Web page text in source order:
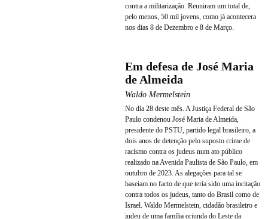
contra a militarização. Reuniram um total de,
pelo menos, 50 mil jovens, como já acontecera
nos dias 8 de Dezembro e 8 de Março.
Em defesa de José Maria
de Almeida
Waldo Mermelstein
No dia 28 deste mês. A Justiça Federal de São
Paulo condenou José Maria de Almeida,
presidente do PSTU, partido legal brasileiro, a
dois anos de detenção pelo suposto crime de
racismo contra os judeus num ato público
realizado na Avenida Paulista de São Paulo, em
outubro de 2023. As alegações para tal se
baseiam no facto de que teria sido uma incitação
contra todos os judeus, tanto do Brasil como de
Israel. Waldo Mermelstein, cidadão brasileiro e
judeu de uma família oriunda do Leste da